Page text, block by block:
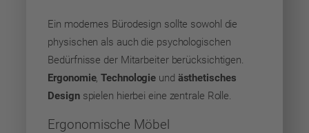
Ein modernes Bürodesign sollte sowohl die
physischen als auch die psychologischen
Bedürfnisse der Mitarbeiter berücksichtigen.
Ergonomie,Technologie und ästhetisches
Designspielen hierbei eine zentrale Rolle.
Ergonomische Möbel